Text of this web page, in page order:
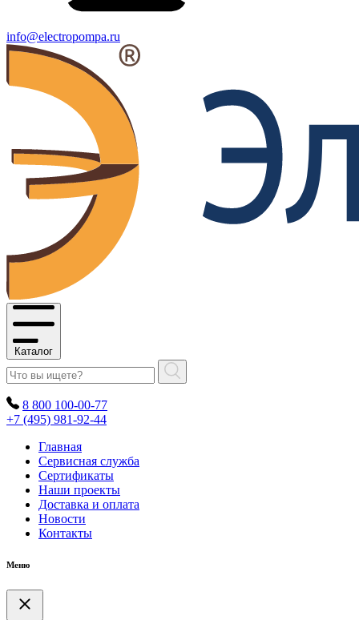
info@electropompa.ru
Каталог
8 800 100-00-77
+7 (495) 981-92-44
Главная
Сервисная служба
Сертификаты
Наши проекты
Доставка и оплата
Новости
Контакты
Меню